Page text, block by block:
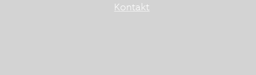
Kontakt